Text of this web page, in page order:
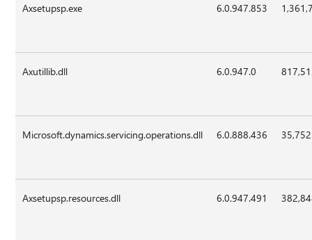
Axsetupsp.exe 6.0.947.853
Axutillib.dll 6.0.947.0
Microsoft.dynamics.servicing.operations.dll 6.0.888.436 35,752
Axsetupsp.resources.dll 6.0.947.491